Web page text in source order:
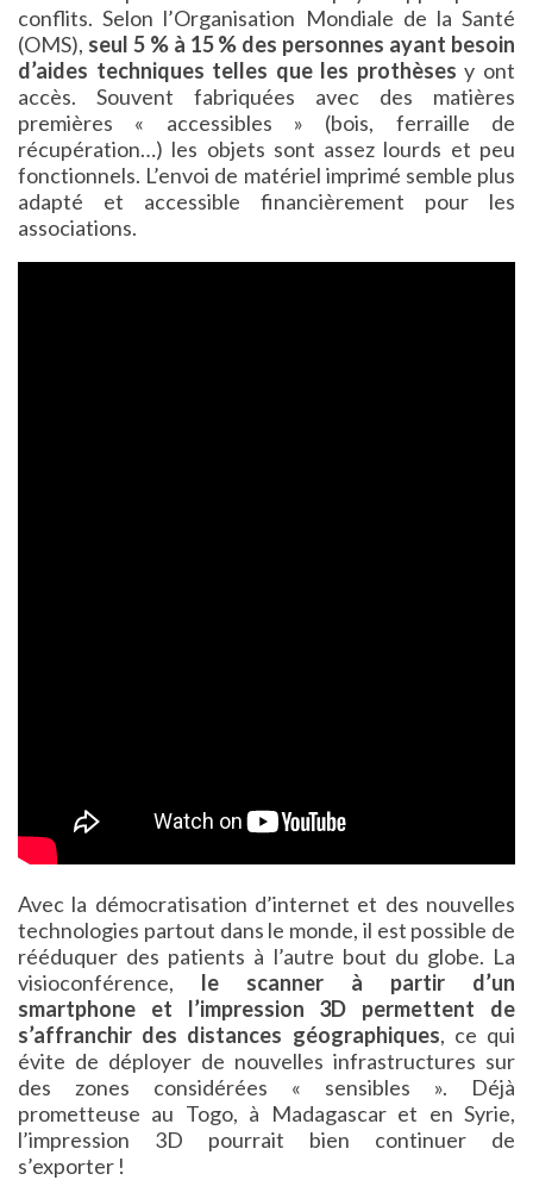
conflits. Selon l’Organisation Mondiale de la Santé
(OMS), seul 5 % à 15 % des personnes ayant besoin
d’aides techniques telles que les prothèses y ont
accès. Souvent fabriquées avec des matières
premières « accessibles » (bois, ferraille de
récupération…) les objets sont assez lourds et peu
fonctionnels. L’envoi de matériel imprimé semble plus
adapté et accessible financièrement pour les
associations.
Avec la démocratisation d’internet et des nouvelles
technologies partout dans le monde, il est possible de
rééduquer des patients à l’autre bout du globe. La
visioconférence, le scanner à partir d’un
smartphone et l’impression 3D permettent de
s’affranchir des distances géographiques, ce qui
évite de déployer de nouvelles infrastructures sur
des zones considérées « sensibles ». Déjà
prometteuse au Togo, à Madagascar et en Syrie,
l’impression 3D pourrait bien continuer de
s’exporter !